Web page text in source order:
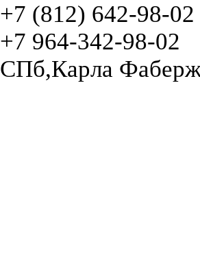
+7 (812) 642-98-02
+7 964-342-98-02
СПб,Карла